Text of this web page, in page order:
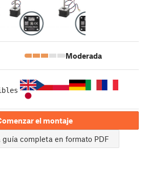
Moderada
el montaje
guía completa en formato PDF